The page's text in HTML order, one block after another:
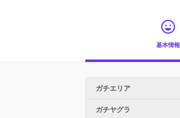
基本情報
ガチエリア
ガチヤグラ